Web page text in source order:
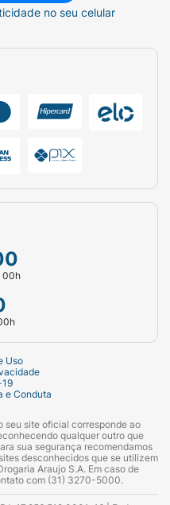
no seu celular
00h
Uso
e Conduta
seu site oficial corresponde ao
qualquer outro que
sua segurança recomendamos
desconhecidos que se utilizem
Araujo S.A. Em caso de
com (31) 3270-5000.